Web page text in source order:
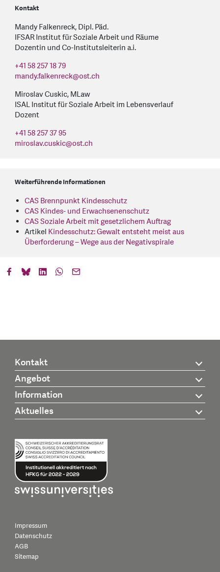
Kontakt
Mandy Falkenreck, Dipl. Päd.
IFSAR Institut für Soziale Arbeit und Räume
Dozentin und Co-Institutsleiterin a.i.
+41 58 257 18 79
mandy.falkenreck@ost.ch
Miroslav Cuskic, MLaw
ISAL Institut für Soziale Arbeit im Lebensverlauf
Dozent
+41 58 257 37 95
miroslav.cuskic@ost.ch
Weiterführende Informationen
CAS Brennpunkt Kindesschutz
CAS Kindes- und Erwachsenenschutz
CAS Soziale Arbeit mit gesetzlichem Auftrag
Artikel Kindesschutz: Gewalt entsteht meist aus
Überforderung – Wege aus der Negativspirale
Kontakt
Angebot
Information
Aktuelles
Impressum
Datenschutz
AGB
Sitemap